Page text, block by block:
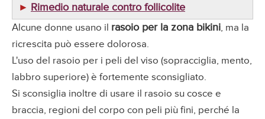
► Rimedio naturale contro follicolite
Alcune donne usano il rasoio per la zona bikini, ma la
ricrescita può essere dolorosa.
L'uso del rasoio per i peli del viso (sopracciglia, mento,
labbro superiore) è fortemente sconsigliato.
Si sconsiglia inoltre di usare il rasoio su cosce e
braccia, regioni del corpo con peli più fini, perché la